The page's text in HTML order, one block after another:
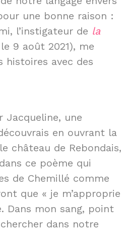
une bonne raison :
l’instigateur de la
9 août 2021), me
histoires avec des
Jacqueline, une
en ouvrant la
château de Rebondais,
ce poème qui
de Chemillé comme
que « je m’approprie
Dans mon sang, point
dans notre